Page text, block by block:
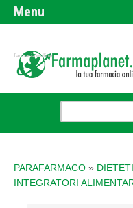
farmacia online
PARAFARMACO »
INTEGRATORI
Menu